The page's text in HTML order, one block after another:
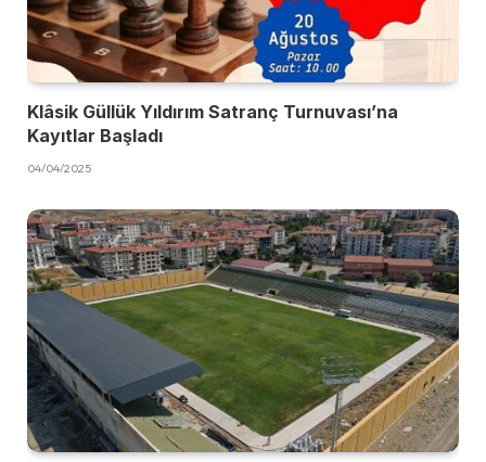
Klâsik Güllük Yıldırım Satranç Turnuvası’na
Kayıtlar Başladı
04/04/2025